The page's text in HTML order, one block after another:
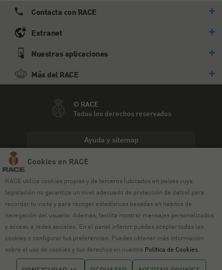
Cookies en RACE
RACE utiliza cookies propias y de terceros (ubicados en países cuya
legislación no garantiza un nivel adecuado de protección de datos) para
recordar tu visita y para recoger estadísticas basadas en hábitos de
navegación del usuario. Además, facilita mostrar mensajes personalizados
y acceso a redes sociales. En el panel inferior puedes aceptar todas las
cookies o configurar tus preferencias. Puedes obtener más información
sobre el uso de cookies y tus derechos en nuestra Política de Cookies
Contacta con RACE
Extranet
Nuestras aplicaciones
Más del RACE
© RACE
Todos los derechos reservados
Ayuda y sitemap
Política de privacidad
Política de cookies
Política de venta
Política de calidad
Canal de denuncias